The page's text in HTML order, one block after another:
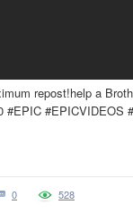
repost!help a
#EPICVIDEOS
0 528